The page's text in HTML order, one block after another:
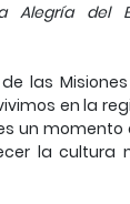
Alegría del
las
en la
un momento
la cultura